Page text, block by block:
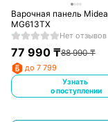
Варочная панель Midea
MG613TX
Нет отзывов
77 990₸88 990₸
до 7 799
Узнать
о поступлении